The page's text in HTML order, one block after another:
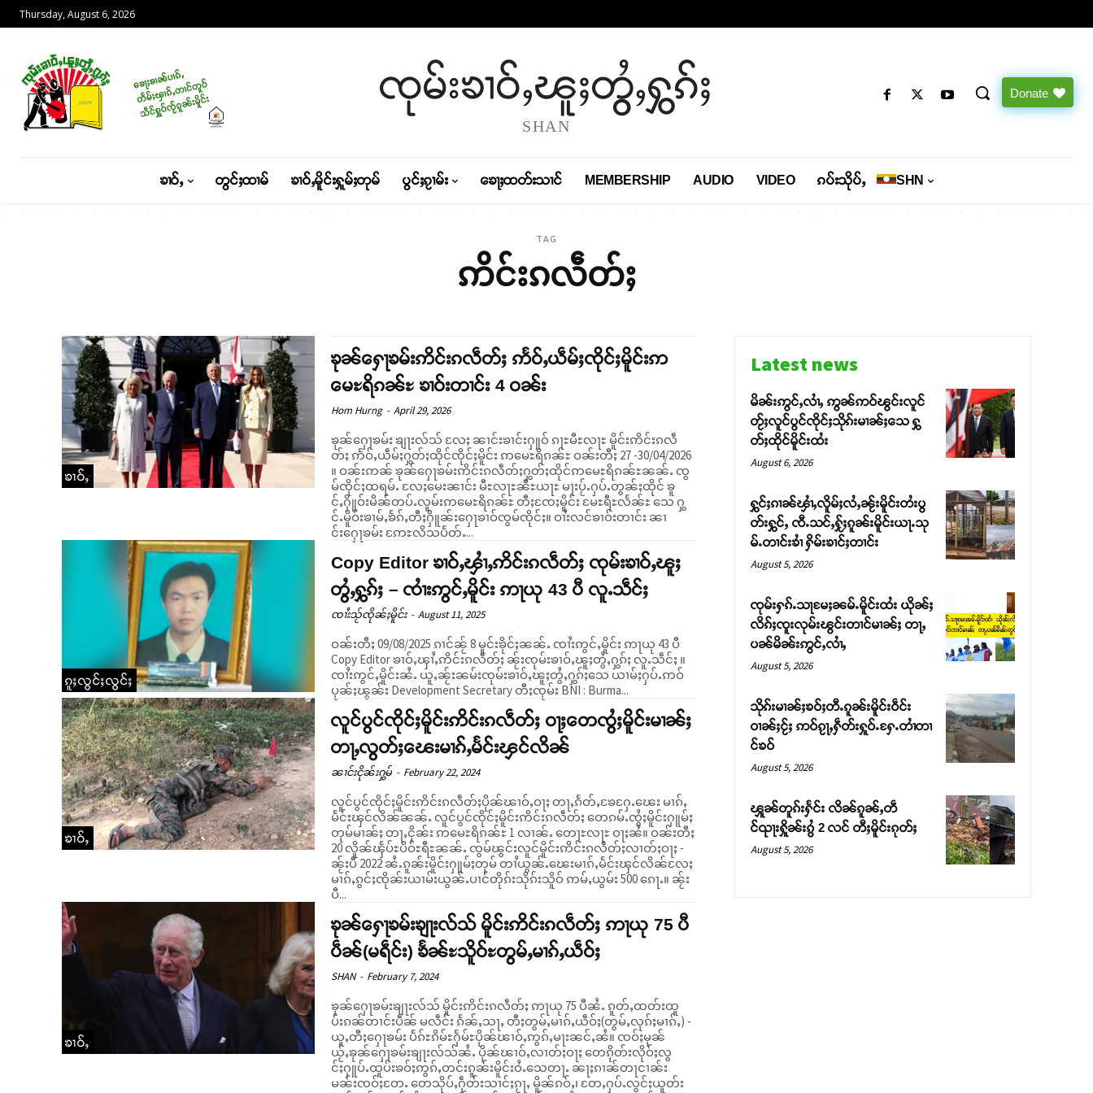
Thursday, August 6, 2026
ၸုမ်းၶၢဝ်ႇၽူႈတွႆႇႁွၵ်ႈ
SHAN
Donate
ၶၢဝ်ႇ တွင်ႈထၢမ် ၶၢဝ်ႇမိူင်းႁူမ်ႈတုမ် ပွင်ႈၵႂၢမ်း ၶေႃႈထတ်းသၢင် MEMBERSHIP AUDIO VIDEO ၵပ်းသိုပ်ႇ SHN
TAG
ဢိင်းၵလဵတ်ႈ
ၶၢဝ်ႇ
ၶုၼ်ႁေႃၶမ်းဢိင်းၵလဵတ်ႈ ဢႅဝ်ႇယဵမ်ႈၸိုင်ႈမိူင်းဢ
မေႊရိၵၼ်ႊ ၶၢဝ်းတၢင်း 4 ဝၼ်း
Hom Hurng - April 29, 2026
ၶုၼ်ႁေႃၶမ်း ၶျႃးလ်သ် လႄႈ ၼၢင်းၶၢင်းႁူဝ် ၵႃႊမီႊလႃႊ မိူင်းဢိင်းၵလဵ
တ်ႈ ဢႅဝ်ႇယဵမ်ႈႁွတ်ႈထိုင်ၸိုင်ႈမိူင်း ဢမေႊရိၵၼ်ႊ ဝၼ်းတီႈ 27 -30/04/2026
။ ဝၼ်းဢၼ် ၶုၼ်ႁေႃၶမ်းဢိင်းၵလဵတ်ႈႁွတ်ႈထိုင်ဢမေႊရိၵၼ်ႊၼၼ်ႉ ၸွ
မ်ၸိုင်ႈထရမ်ႉ လႄႈမေးၼၢင်း မီႊလႃႊၼီႊယႃႊ မႃးပႂ်ႉႁပ်ႉတွၼ်ႈထိုင် ၶူ
င်ႇႁိူဝ်းမိၼ်တပ်ႉလူမ်းဢမေႊရိၵၼ်ႊ တီႈၸႄႈမိူင်း မႄႊရီႊလႅၼ်ႊ သေ ႁွ
င်ႉမိူဝ်းၶၢမ်ႇၶႅၵ်ႇတီႈႁိူၼ်းႁေႃၶၢဝ်ၸွမ်ၸိုင်ႈ။ ဝၢႆးလင်ၶၢဝ်းတၢင်း ၼၢ
င်းႁေႃၶမ်း ဢႄႊလိသပႅတ်ႉ...
ၵူႈလွင်ႈလွင်ႈ
Copy Editor ၶၢဝ်ႇၾၢႆႇဢိင်းၵလဵတ်ႈ ၸုမ်းၶၢဝ်ႇၽူႈ
တွႆႇႁွၵ်ႈ – ၸၢႆးဢွင်ႇမိူင်း ဢႃယု 43 ပီ လူႉသဵင်ႈ
ၸၢႆးသႂ်ၸိုၼ်ႈမိူင်း - August 11, 2025
ဝၼ်းတီႈ 09/08/2025 ၵၢင်ၼႂ် 8 မူင်းၶိုင်ႈၼၼ်ႉ ၸၢႆးဢွင်ႇမိူင်း ဢႃယု 43 ပီ
Copy Editor ၶၢဝ်ႇၾၢႆႇဢိင်းၵလဵတ်ႈ ၼႂ်းၸုမ်းၶၢဝ်ႇၽူႈတွႆႇႁွၵ်ႈ လူႉသဵင်ႈ ။
ၸၢႆးဢွင်ႇမိူင်းၼႆႉ ယူႇၼႂ်းၼမ်းၸုမ်းၶၢဝ်ႇၽူႈတွႆႇႁွၵ်ႈသေ ယၢမ်ႈႁပ်ႉဢဝ်
ပုၼ်ႈၽွၼ်း Development Secretary တီႈၸုမ်း BNI : Burma...
ၶၢဝ်ႇ
လူင်ပွင်ၸိုင်ႈမိူင်းဢိင်းၵလဵတ်ႈ ဝႃႈတေၸွႆႈမိူင်းမၢၼ်ႈ
တႃႇလွတ်ႈၽေးမၢၵ်ႇမႅင်းၾင်လိၼ်
ၼၢင်းငိုၼ်းႁွမ် - February 22, 2024
လူင်ပွင်ၸိုင်ႈမိူင်းဢိင်းၵလဵတ်ႈပိုၼ်ၽၢဝ်ႇဝႃႈ တႃႇၵႅတ်ႇၶႄႁႄႉၽေး မၢၵ်ႇ
မႅင်းၾင်လိၼ်ၼၼ်ႉ လူင်ပွင်ၸိုင်ႈမိူင်းဢိင်းၵလဵတ်ႈ တေၵမ်ႉၸွႆႈမိူင်းႁူမ်ႈ
တုမ်မၢၼ်ႈ တႃႇငိုၼ်း ဢမေႊရိၵၼ်ႊ 1 လၢၼ်ႉ တေႃႊလႃႊ ဝႃႈၼႆ။ ဝၼ်းတီႈ
20 လိူၼ်ၾႅပ်ႊပိဝ်ႊရီႊၼၼ်ႉ ၸွမ်ၽွင်းလူင်မိူင်းဢိင်းၵလဵတ်ႈလၢတ်ႈဝႃႈ -
ၼႂ်းပီ 2022 ၼႆႉၵူၼ်းမိူင်းႁူမ်ႈတုမ် တၢႆယွၼ်ႉၽေးမၢၵ်ႇမႅင်းၾင်လိၼ်လႄႈ
မၢၵ်ႇၵွင်ႈၸိုၼ်းယၢမ်းယွၼ်ႉပၢင်တိုၵ်းသိုၵ်းသိူဝ် ဢမ်ႇယွမ်း 500 ၵေႃႉ။ ၼႂ်း
ပီ...
ၶၢဝ်ႇ
ၶုၼ်ႁေႃၶမ်းၶျႃးလ်သ် မိူင်းဢိင်းၵလဵတ်ႈ ဢႃယု 75 ပီ
ပဵၼ်(မရဵင်း) ၶႅၼ်ႊသိူဝ်ႊတွမ်ႇမၢၵ်ႇယဵဝ်ႈ
SHAN - February 7, 2024
ၶုၼ်ႁေႃၶမ်းၶျႃးလ်သ် မိူင်းဢိင်းၵလဵတ်ႈ ဢႃယု 75 ပီၼႆႉ ၵူတ်ႇထတ်းထူ
ပ်းၵၼ်တၢင်းပဵၼ် မလဵင်း ၵႅၼ်ႇသႃႇ တီႈတွမ်ႇမၢၵ်ႇယဵဝ်ႈ(တွမ်ႇလုၵ်ႈမၢၵ်ႇ) -
ယူႇတီႈႁေႃၶမ်း ပႅၵ်ႊၵိမ်ႊႁႅမ်ႊပိုၼ်ၽၢဝ်ႇဢွၵ်ႇမႃးၼင်ႇၼႆ။ ၸဝ်ႈမုၼ်
ယႂ်ႇၶုၼ်ႁေႃၶမ်းၶျႃးလ်သ်ၼႆႉ ပိုၼ်ၽၢဝ်ႇလၢတ်ႈဝႃႈ တေၵိုတ်းလိုဝ်ႈလွ
င်ႈႁူပ်ႉထူပ်းၶဝ်ႈဢွၵ်ႇတင်းၵူၼ်းမိူင်းဝႆႉသေတႃႉ ၼႃႈၵၢၼ်တႃငၢၼ်း
မၼ်းၸဝ်ႈတႄႉ တေသိုပ်ႇႁဵတ်းသၢင်ႈၵႂႃႇ မိူၼ်ၵဝ်ႇ၊ တႄႇႁပ်ႉလွင်ႈယူတ်း
Latest news
မိၼ်းဢွင်ႇလၢႆႇ ဢွၼ်ဢဝ်ၽွင်းလူင်
တႂ်ႈလူင်ပွင်ၸိုင်ႈသိုၵ်းမၢၼ်ႈသေ ႁွ
တ်ႈထိုင်မိူင်းထႆး
August 6, 2026
ႁွင်ႈၵၢၼ်ၾၢႆႇလိူမ်ႈလႆႇၼႂ်းမိူင်းတႆးပွ
တ်းႁွင်ႇ ၸီႉသင်ႇႁႂ်ႈၵူၼ်းမိူင်းယႃႉသု
မ်ႉတၢင်းၶၢႆ ႁိမ်းၶၢင်ႈတၢင်း
August 5, 2026
ၸုမ်းႁၵ်ႉသႃမႄႈၼမ်ႉမိူင်းထႆး ယိုၼ်ႈ
လိၵ်ႈၸူးလုမ်းၽွင်းတၢင်မၢၼ်ႈ တႃႇ
ပၼ်မိၼ်းဢွင်ႇလၢႆႇ
August 5, 2026
သိုၵ်းမၢၼ်ႈၶဝ်ႈတီႉၵူၼ်းမိူင်းဝဵင်း
ဝၢၼ်ႈငႂ်ႈ ဢဝ်ၵႂႃႇႁဵတ်းႁူဝ်ႉႁႄႉတၢႆတၢ
င်ၶဝ်
August 5, 2026
ၾူၼ်တူၵ်းႁႅင်း လိၼ်ၵူၼ်ႇတဵ
င်ၺႃးႁိူၼ်းၵွႆ 2 လင် တီႈမိူင်းၵုတ်ႈ
August 5, 2026